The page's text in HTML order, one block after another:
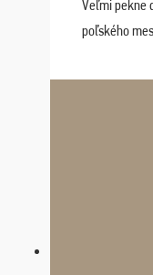
Veľmi pekne
poľského
Navštívili